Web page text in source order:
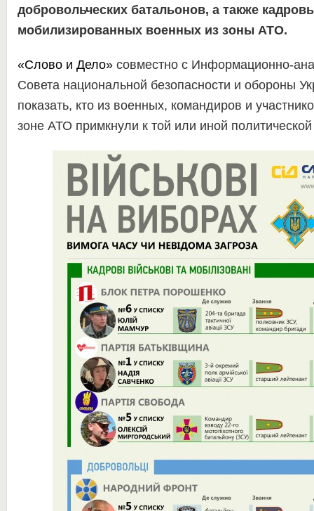
добровольческих батальонов, а также
мобилизированных военных из зоны АТО.
«Слово и Дело» совместно с Информационно-
Совета национальной безопасности и обороны
показать, кто из военных, командиров и
зоне АТО примкнули к той или иной